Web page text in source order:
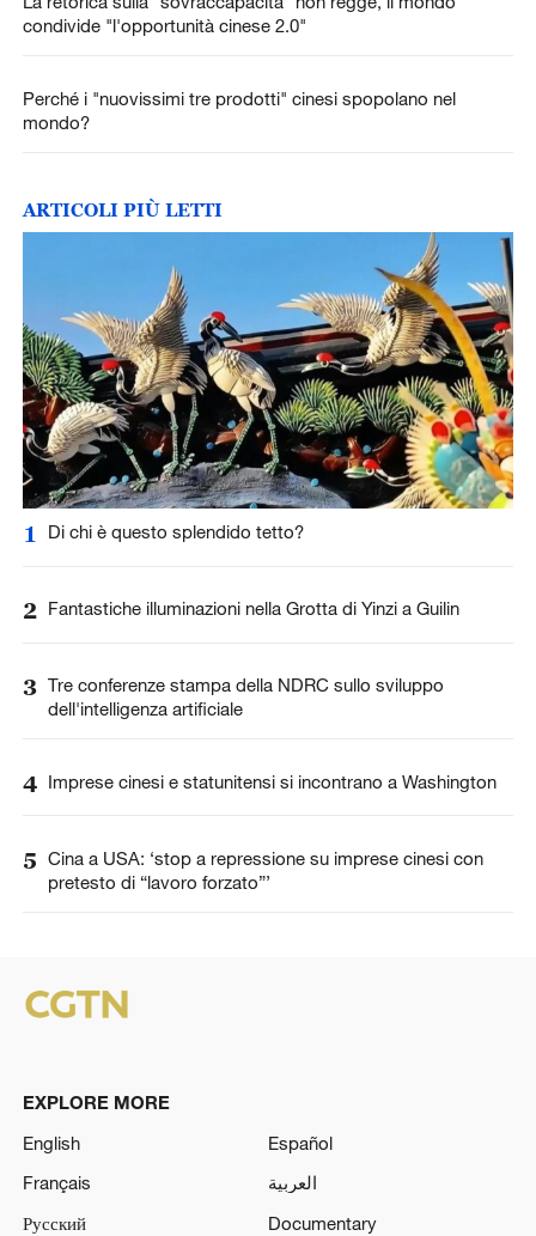
condivide "l'opportunità cinese 2.0"
Perché i "nuovissimi tre prodotti" cinesi spopolano nel
mondo?
ARTICOLI PIÙ LETTI
1 Di chi è questo splendido tetto?
2 Fantastiche illuminazioni nella Grotta di Yinzi a Guilin
3 Tre conferenze stampa della NDRC sullo sviluppo
dell'intelligenza artificiale
4 Imprese cinesi e statunitensi si incontrano a Washington
5 Cina a USA: ‘stop a repressione su imprese cinesi con
pretesto di “lavoro forzato”’
EXPLORE MORE
English
Español
Français
العربية
Русский
Documentary